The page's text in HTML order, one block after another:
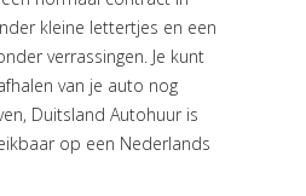
kleine lettertjes en een
verrassingen. Je kunt
van je auto nog
Duitsland Autohuur is
op een Nederlands